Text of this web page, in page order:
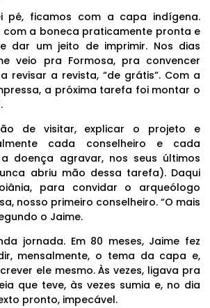
pé, ficamos com a capa indígena.
com a boneca praticamente pronta e
dar um jeito de imprimir. Nos dias
veio pra Formosa, pra convencer
revisar a revista, “de grátis”. Com a
a próxima tarefa foi montar o
de visitar, explicar o projeto e
cada conselheiro e cada
doença agravar, nos seus últimos
abriu mão dessa tarefa). Daqui
para convidar o arqueólogo
nosso primeiro conselheiro. “O mais
o Jaime.
jornada. Em 80 meses, Jaime fez
mensalmente, o tema da capa e,
ele mesmo. Às vezes, ligava pra
que teve, às vezes sumia e, no dia
pronto, impecável.